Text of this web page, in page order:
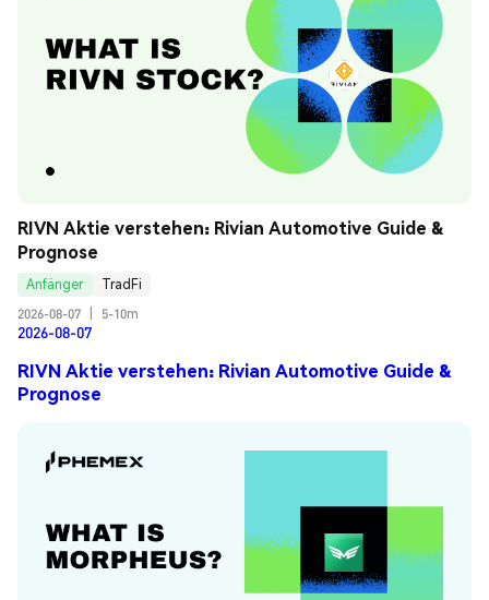
RIVN Aktie verstehen: Rivian Automotive Guide &
Prognose
Anfänger
TradFi
2026-08-07
5-10m
2026-08-07
RIVN Aktie verstehen: Rivian Automotive Guide &
Prognose